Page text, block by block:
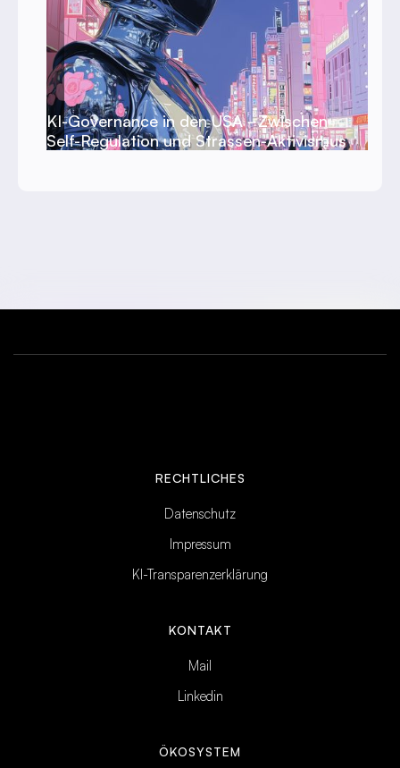
KI-Governance in den USA - Zwischen
Self-Regulation und Strassen-Aktivismus
RECHTLICHES
Datenschutz
Impressum
KI-Transparenzerklärung
KONTAKT
Mail
Linkedin
ÖKOSYSTEM